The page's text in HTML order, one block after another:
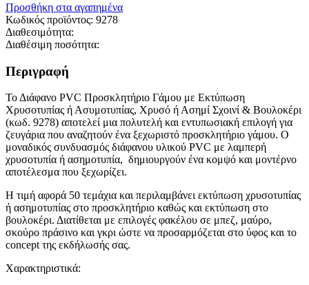
Προσθήκη στα αγαπημένα
Κωδικός προϊόντος: 9278
Διαθεσιμότητα:
Διαθέσιμη ποσότητα:
Περιγραφή
Το Διάφανο PVC Προσκλητήριο Γάμου με Εκτύπωση
Χρυσοτυπίας ή Ασυμοτυπίας, Χρυσό ή Ασημί Σχοινί & Βουλοκέρι
(κωδ. 9278) αποτελεί μια πολυτελή και εντυπωσιακή επιλογή για
ζευγάρια που αναζητούν ένα ξεχωριστό προσκλητήριο γάμου. Ο
μοναδικός συνδυασμός διάφανου υλικού PVC με λαμπερή
χρυσοτυπία ή ασημοτυπία, δημιουργούν ένα κομψό και μοντέρνο
αποτέλεσμα που ξεχωρίζει.
Η τιμή αφορά 50 τεμάχια και περιλαμβάνει εκτύπωση χρυσοτυπίας
ή ασημοτυπίας στο προσκλητήριο καθώς και εκτύπωση στο
βουλοκέρι. Διατίθεται με επιλογές φακέλου σε μπεζ, μαύρο,
σκούρο πράσινο και γκρι ώστε να προσαρμόζεται στο ύφος και το
concept της εκδήλωσής σας.
Χαρακτηριστικά: